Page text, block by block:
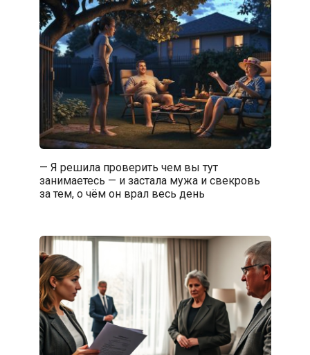
— Я решила проверить чем вы тут
занимаетесь — и застала мужа и свекровь
за тем, о чём он врал весь день